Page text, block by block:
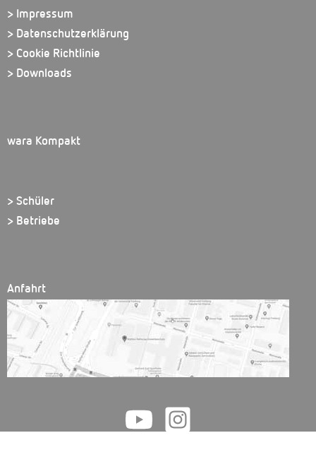
> Impressum
> Datenschutzerklärung
> Cookie Richtlinie
> Downloads
wara Kompakt
> Schüler
> Betriebe
Anfahrt